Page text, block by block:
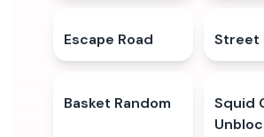
4.9
Escape Road Street
4.8★
Basket Random
Squid